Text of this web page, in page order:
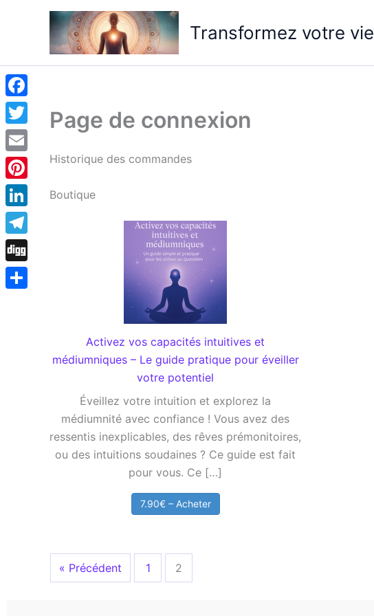
Transformez votre vie
Page de connexion
Historique des commandes
Boutique
Activez vos capacités intuitives et
médiumniques – Le guide pratique pour éveiller
votre potentiel
Éveillez votre intuition et explorez la
médiumnité avec confiance ! Vous avez des
ressentis inexplicables, des rêves prémonitoires,
ou des intuitions soudaines ? Ce guide est fait
pour vous. Ce […]
7.90€ – Acheter
« Précédent 1 2
Facebook
Twitter
Email
Pinterest
LinkedIn
Telegram
Digg